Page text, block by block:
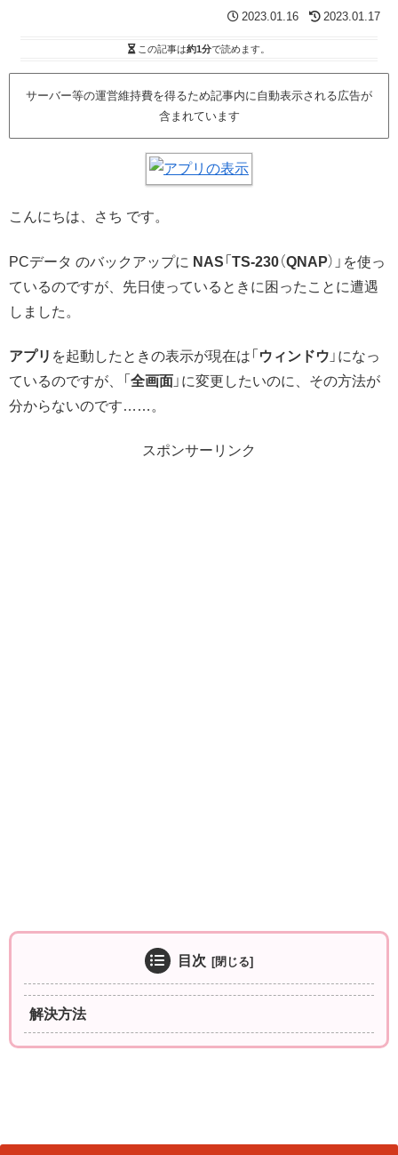
2023.01.16 2023.01.17
この記事は約1分で読めます。
サーバー等の運営維持費を得るため記事内に自動表示される広告が
含まれています
こんにちは、さち です。
PCデータ のバックアップに NAS 「 TS-230（QNAP）」を使っ
ているのですが、先日使っているときに困ったことに遭遇
しました。
アプリ を起動したときの表示が現在は「 ウィンドウ 」になっ
ているのですが、「 全画面 」に変更したいのに、その方法が
分からないのです……。
スポンサーリンク
目次
解決方法